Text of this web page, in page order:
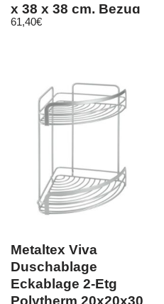
x 38 x 38 cm, Bezug
au
61,40€
Metaltex Viva
Duschablage
Eckablage 2-Etg
Polytherm 20x20x30